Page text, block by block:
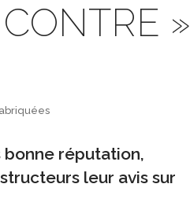
»
bonne réputation,
leur avis sur